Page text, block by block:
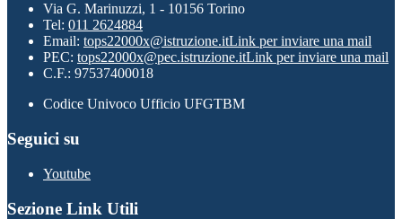
Via G. Marinuzzi, 1 - 10156 Torino
Tel: 011 2624884
Email: tops22000x@istruzione.itLink per inviare una mail
PEC: tops22000x@pec.istruzione.itLink per inviare una mail
C.F.: 97537400018
Codice Univoco Ufficio UFGTBM
Seguici su
Youtube
Sezione Link Utili